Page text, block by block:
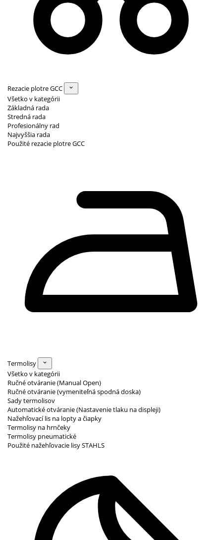
Rezacie plotre GCC
Všetko v kategórii
Základná rada
Stredná rada
Profesionálny rad
Najvyššia rada
Použité rezacie plotre GCC
Termolisy
Všetko v kategórii
Ručné otváranie (Manual Open)
Ručné otváranie (vymeniteľná spodná doska)
Sady termolisov
Automatické otváranie (Nastavenie tlaku na displeji)
Nažehľovací lis na lopty a čiapky
Termolisy na hrnčeky
Termolisy pneumatické
Použité nažehľovacie lisy STAHLS